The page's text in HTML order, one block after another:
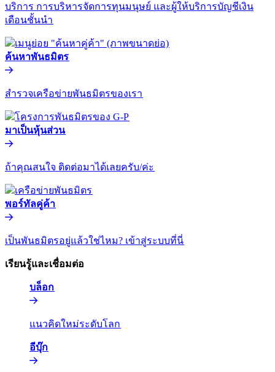
บริการ การบริหารจัดการทุนมนุษย์ และผู้ให้บริการบัญชีเงิน
เดือนชั้นนำ​​
ค้นหาพันธมิตร​​
สำรวจเครือข่ายพันธมิตรของเรา​​
มาเป็นหุ้นส่วน​​
ถ้าคุณสนใจ ติดต่อมาได้เลยครับ/ค่ะ​​
พอร์ทัลคู่ค้า​​
เป็นพันธมิตรอยู่แล้วใช่ไหม? เข้าสู่ระบบที่นี่​​
เรียนรู้และเชื่อมต่อ​​
บล็อก​​
แนวคิดใหม่ระดับโลก​​
อีบุ๊ก​​